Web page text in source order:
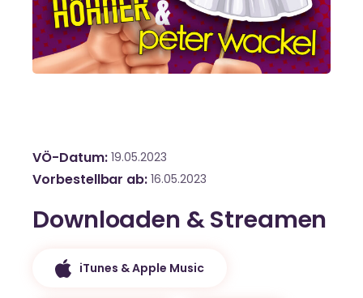
VÖ-Datum 19.05.2023
Vorbestellbar ab 16.05.2023
Downloaden & Streamen
iTunes & Apple Music